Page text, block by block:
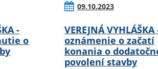
-
o
09.10.2023
VEREJNÁ VYHLÁŠKA
oznámenie o začatí
konania o
povolení stavby